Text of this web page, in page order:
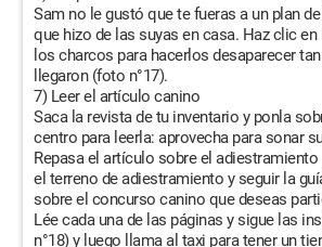
Sam no le gustó que te fueras a un plan
que hizo de las suyas en casa. Haz clic
los charcos para hacerlos desaparecer
llegaron (foto n°17).
7) Leer el artículo canino
Saca la revista de tu inventario y ponla
centro para leerla: aprovecha para sonar
Repasa el artículo sobre el
el terreno de adiestramiento y seguir la
sobre el concurso canino que deseas
Lée cada una de las páginas y sigue las
n°18) y luego llama al taxi para tener un